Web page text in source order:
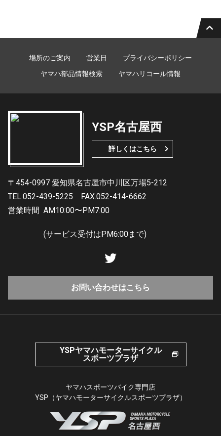
場所のご案内 営業日
プライバシーポリシー
ヤマハ部品情報検索
ヤマハリコール情報
YSP名古屋西
詳しくはこちら
〒454-0997 愛知県名古屋市中川区万場5-212
TEL.052-439-5225
FAX.052-414-6662
営業時間 AM10:00〜PM7:00
(サービス受付はPM6:00まで)
お問い合わせはこちら
YSPヤマハモーターサイクル
スポーツプラザ
ヤマハスポーツバイク専門店
YSP（ヤマハモーターサイクルスポーツプラザ）